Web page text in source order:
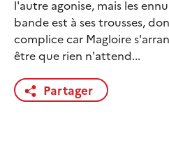
l'autre agonise, mais les
bande est à ses trousses,
complice car Magloire
être que rien n'attend...
Partager